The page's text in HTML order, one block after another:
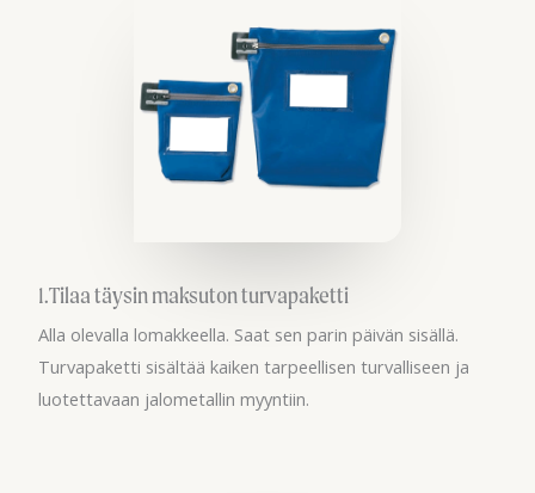
1.Tilaa täysin maksuton turvapaketti
Alla olevalla lomakkeella. Saat sen parin päivän sisällä.
Turvapaketti sisältää kaiken tarpeellisen turvalliseen ja
luotettavaan jalometallin myyntiin.